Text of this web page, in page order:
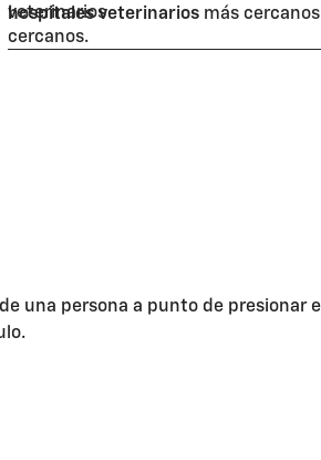
hospitales veterinarios más cercanos